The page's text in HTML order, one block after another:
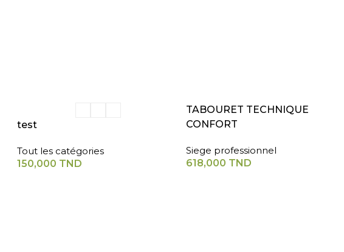
test
Tout les catégories
150,000 TND
AJOUTER AU PANIER
TABOURET TECHNIQUE
CONFORT
Siege professionnel
618,000 TND